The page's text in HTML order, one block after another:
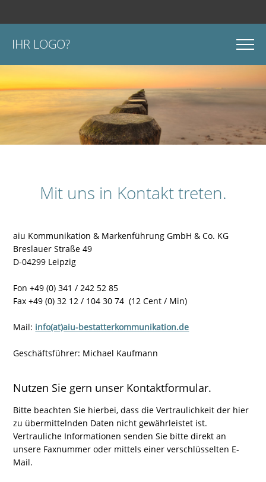
IHR LOGO?
Mit uns in Kontakt treten.
aiu Kommunikation & Markenführung GmbH & Co. KG
Breslauer Straße 49
D-04299 Leipzig
Fon +49 (0) 341 / 242 52 85
Fax +49 (0) 32 12 / 104 30 74 (12 Cent / Min)
Mail: info(at)aiu-bestatterkommunikation.de
Geschäftsführer: Michael Kaufmann
Nutzen Sie gern unser Kontaktformular.
Bitte beachten Sie hierbei, dass die Vertraulichkeit der hier
zu übermittelnden Daten nicht gewährleistet ist.
Vertrauliche Informationen senden Sie bitte direkt an
unsere Faxnummer oder mittels einer verschlüsselten E-
Mail.